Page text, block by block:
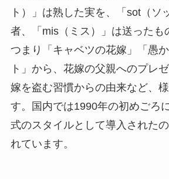
ト）」は熟した実を、「sot（ソ
者、「mis（ミス）」は送ったも
つまり「キャベツの花嫁」「愚
ト」から、花嫁の父親へのプレ
嫁を盗む習慣からの由来など、
す。国内では1990年の初めごろ
式のスタイルとして導入された
れています。